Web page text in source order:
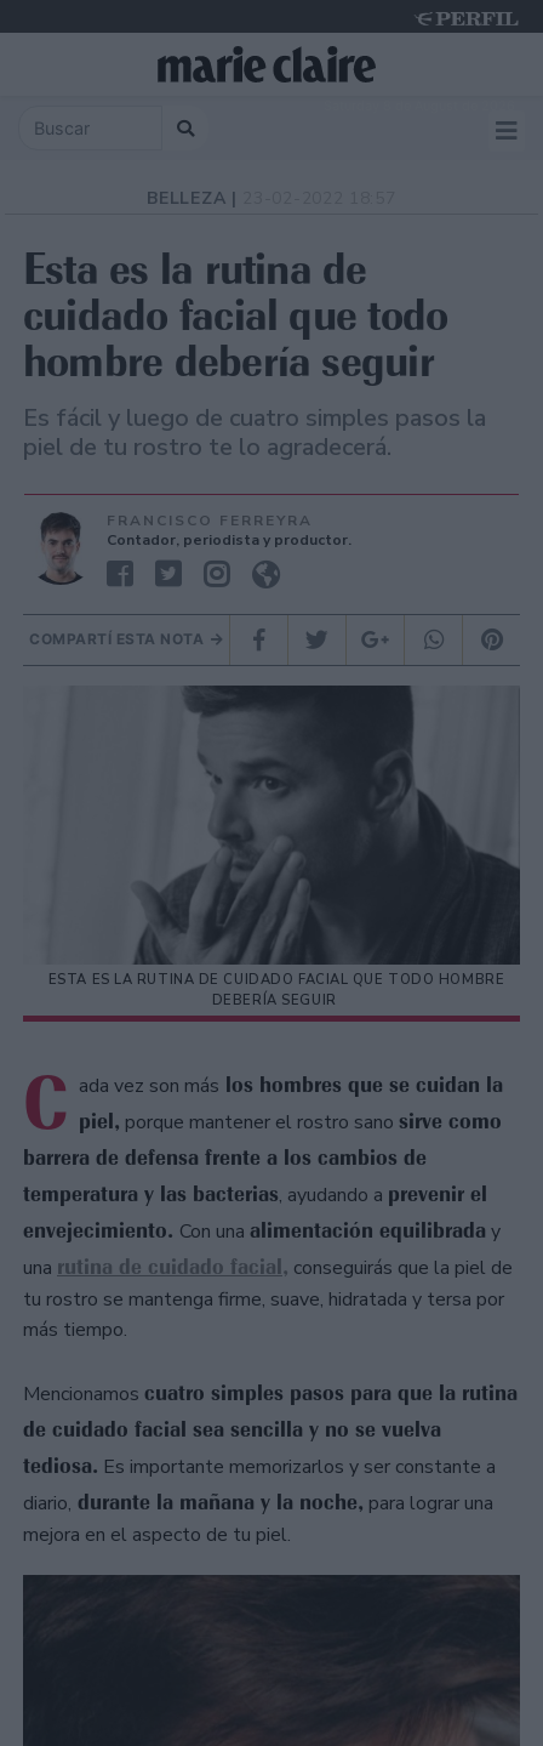
BELLEZA |
Esta es la rutina de
cuidado facial que todo
hombre debería seguir
Es fácil y luego de cuatro simples pasos la
piel de tu rostro te lo agradecerá.
FRANCISCO FERREYRA
Contador, periodista y productor.
COMPARTÍ ESTA NOTA
ESTA ES LA RUTINA DE CUIDADO FACIAL QUE TODO HOMBRE
DEBERÍA SEGUIR
C ada vez son más los hombres que se cuidan la
piel, porque mantener el rostro sano sirve como
barrera de defensa frente a los cambios de
temperatura y las bacterias, ayudando a prevenir el
envejecimiento. Con una alimentación equilibrada y
una rutina de cuidado facial, conseguirás que la piel de
tu rostro se mantenga firme, suave, hidratada y tersa por
más tiempo.
Mencionamos cuatro simples pasos para que la rutina
de cuidado facial sea sencilla y no se vuelva
tediosa. Es importante memorizarlos y ser constante a
diario, durante la mañana y la noche, para lograr una
mejora en el aspecto de tu piel.